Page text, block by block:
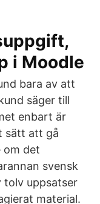
i Moodle
bara av att
säger till
enbart är
sätt att gå
om det
svensk
tolv uppsatser
material.